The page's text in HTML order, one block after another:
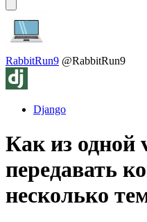
RabbitRun9 @RabbitRun9
Django
Как из одной
передавать
несколько